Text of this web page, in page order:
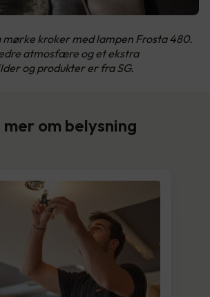
mørke kroker med lampen Frosta 480.
atmosfære og et ekstra
og produkter er fra SG.
mer om belysning